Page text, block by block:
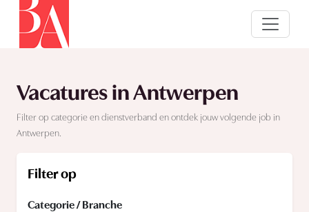
Vacatures in Antwerpen
Filter op categorie en dienstverband en ontdek jouw volgende job in
Antwerpen.
Filter op
Categorie / Branche